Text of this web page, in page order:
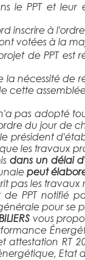
le PPT et
inscrire à
votées à la
de PPT est
la nécessité de
cette
pas adopté
du jour de
président
les travaux
dans un délai
peut
pas les
PPT notifié
pour se
vous
attestation RT
Etat